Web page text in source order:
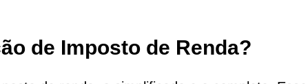
de Imposto de Renda?